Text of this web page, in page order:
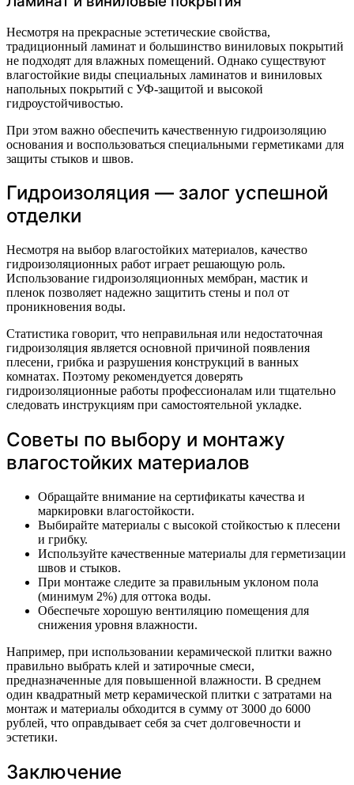
Несмотря на прекрасные эстетические свойства,
традиционный ламинат и большинство виниловых покрытий
не подходят для влажных помещений. Однако существуют
влагостойкие виды специальных ламинатов и виниловых
напольных покрытий с УФ-защитой и высокой
гидроустойчивостью.
При этом важно обеспечить качественную гидроизоляцию
основания и воспользоваться специальными герметиками для
защиты стыков и швов.
Гидроизоляция — залог успешной
отделки
Несмотря на выбор влагостойких материалов, качество
гидроизоляционных работ играет решающую роль.
Использование гидроизоляционных мембран, мастик и
пленок позволяет надежно защитить стены и пол от
проникновения воды.
Статистика говорит, что неправильная или недостаточная
гидроизоляция является основной причиной появления
плесени, грибка и разрушения конструкций в ванных
комнатах. Поэтому рекомендуется доверять
гидроизоляционные работы профессионалам или тщательно
следовать инструкциям при самостоятельной укладке.
Советы по выбору и монтажу
влагостойких материалов
Обращайте внимание на сертификаты качества и
маркировки влагостойкости.
Выбирайте материалы с высокой стойкостью к плесени
и грибку.
Используйте качественные материалы для герметизации
швов и стыков.
При монтаже следите за правильным уклоном пола
(минимум 2%) для оттока воды.
Обеспечьте хорошую вентиляцию помещения для
снижения уровня влажности.
Например, при использовании керамической плитки важно
правильно выбрать клей и затирочные смеси,
предназначенные для повышенной влажности. В среднем
один квадратный метр керамической плитки с затратами на
монтаж и материалы обходится в сумму от 3000 до 6000
рублей, что оправдывает себя за счет долговечности и
эстетики.
Заключение